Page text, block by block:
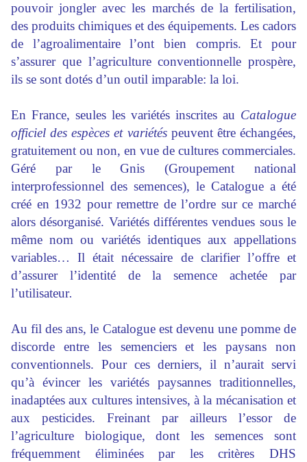
pouvoir jongler avec les marchés de la fertilisation,
des produits chimiques et des équipements. Les cadors
de l’agroalimentaire l’ont bien compris. Et pour
s’assurer que l’agriculture conventionnelle prospère,
ils se sont dotés d’un outil imparable: la loi.
En France, seules les variétés inscrites au Catalogue
officiel des espèces et variétéspeuvent être échangées,
gratuitement ou non, en vue de cultures commerciales.
Géré par le Gnis (Groupement national
interprofessionnel des semences), le Catalogue a été
créé en 1932 pour remettre de l’ordre sur ce marché
alors désorganisé. Variétés différentes vendues sous le
même nom ou variétés identiques aux appellations
variables… Il était nécessaire de clarifier l’offre et
d’assurer l’identité de la semence achetée par
l’utilisateur.
Au fil des ans, le Catalogue est devenu une pomme de
discorde entre les semenciers et les paysans non
conventionnels. Pour ces derniers, il n’aurait servi
qu’à évincer les variétés paysannes traditionnelles,
inadaptées aux cultures intensives, à la mécanisation et
aux pesticides. Freinant par ailleurs l’essor de
l’agriculture biologique, dont les semences sont
fréquemment éliminées par les critères DHS